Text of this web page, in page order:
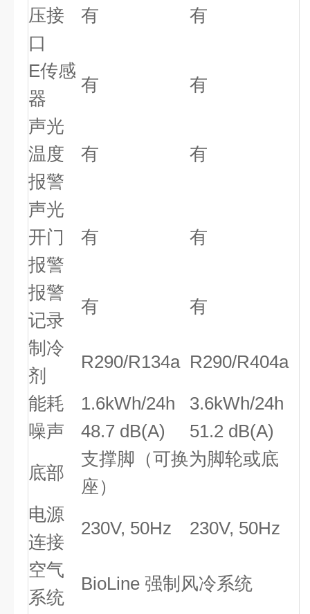
压接
口
有 有
E传感
器
有
有
声光
温度
报警
有 有
声光
开门
报警
有 有
报警
记录
有
有
制冷
剂
R290/R134a R290/R404a
能耗
1.6kWh/24h
3.6kWh/24h
噪声
48.7 dB(A)
51.2 dB(A)
底部
支撑脚（可换为脚轮或底
座）
电源
连接
230V, 50Hz
230V, 50Hz
空气
系统
BioLine 强制风冷系统